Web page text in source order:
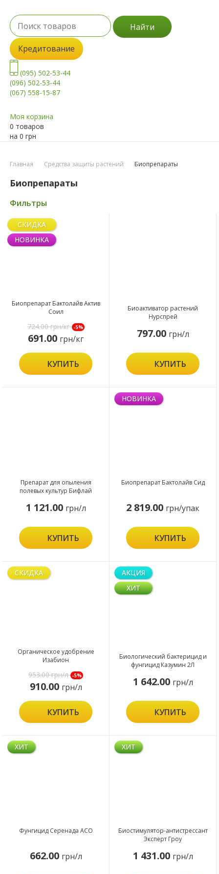
Найти
Кредитование
(095) 502-53-44
(096) 502-53-44
(067) 558-15-87
Моя корзина
0 товаров
на 0 грн
Главная Средства защиты растений Биопрепараты
Биопрепараты
Фильтры
СКИДКА
НОВИНКА
Биопрепарат Бактолайв Актив
Соил
724.00грн/кг -5%
691.00 грн/кг
КУПИТЬ
Биоактиватор растений
Нурспрей
797.00 грн/л
КУПИТЬ
Препарат для опыления
полевых культур Бифлай
1 121.00 грн/л
КУПИТЬ
НОВИНКА
Биопрепарат Бактолайв Сид
2 819.00 грн/упак
КУПИТЬ
СКИДКА
Органическое удобрение
Изабион
953.00грн/л -5%
910.00 грн/л
КУПИТЬ
АКЦИЯ
ХИТ
Биологический бактерицид и
фунгицид Казумин 2Л
1 642.00 грн/л
КУПИТЬ
ХИТ
Фунгицид Серенада АСО
662.00 грн/л
ХИТ
Биостимулятор-антистрессант
Эксперт Гроу
1 431.00 грн/л